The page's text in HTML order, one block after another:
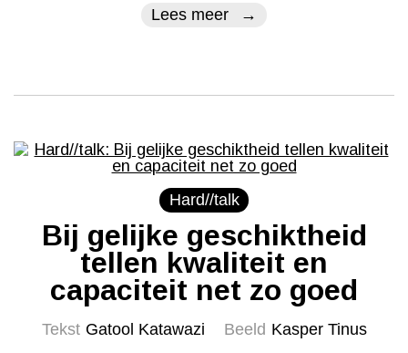
Lees meer
Hard//talk
Bij gelijke geschiktheid
tellen kwaliteit en
capaciteit net zo goed
Tekst Gatool Katawazi Beeld Kasper Tinus